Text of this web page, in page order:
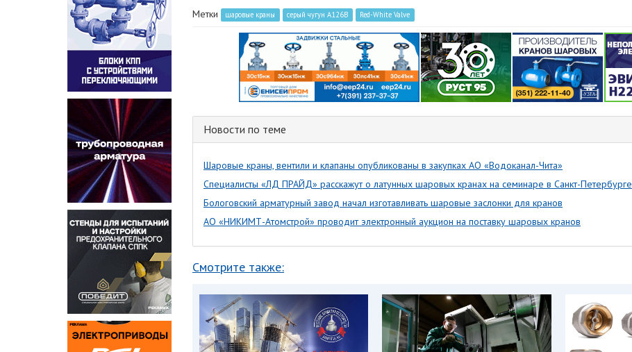
Метки шаровые краны серый чугун А126В Red-White Valve
Новости по теме
Шаровые краны, вентили и клапаны опубликованы в закупках АО «Водоканал-Чита»
Специалисты «ЛД ПРАЙД» расскажут о латунных шаровых кранах на семинаре в Санкт-Петербурге
Бологовский арматурный завод начал изготавливать шаровые заслонки для кранов
АО «НИКИМТ-Атомстрой» проводит электронный аукцион на поставку шаровых кранов
Смотрите также: